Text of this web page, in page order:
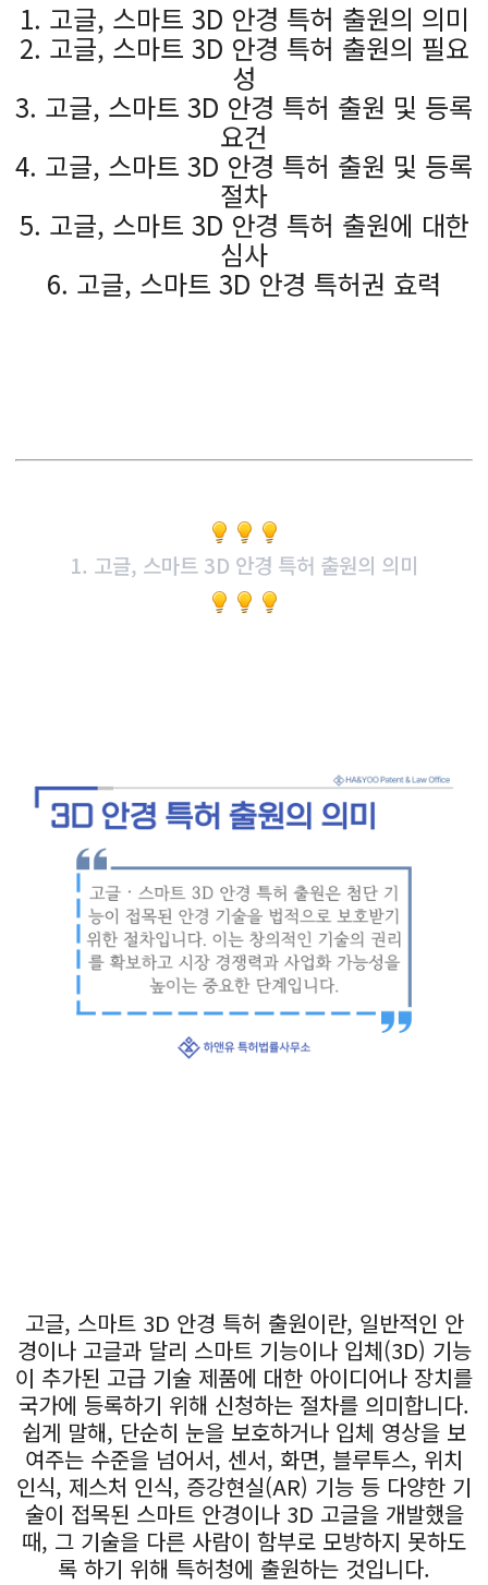
1. 고글, 스마트 3D 안경 특허 출원의 의미
2. 고글, 스마트 3D 안경 특허 출원의 필요
성
3. 고글, 스마트 3D 안경 특허 출원 및 등록
요건
4. 고글, 스마트 3D 안경 특허 출원 및 등록
절차
5. 고글, 스마트 3D 안경 특허 출원에 대한
심사
6. 고글, 스마트 3D 안경 특허권 효력
1. 고글, 스마트 3D 안경 특허 출원의 의미
고글, 스마트 3D 안경 특허 출원이란, 일반적인 안
경이나 고글과 달리 스마트 기능이나 입체(3D) 기능
이 추가된 고급 기술 제품에 대한 아이디어나 장치를
국가에 등록하기 위해 신청하는 절차를 의미합니다.
쉽게 말해, 단순히 눈을 보호하거나 입체 영상을 보
여주는 수준을 넘어서, 센서, 화면, 블루투스, 위치
인식, 제스처 인식, 증강현실(AR) 기능 등 다양한 기
술이 접목된 스마트 안경이나 3D 고글을 개발했을
때, 그 기술을 다른 사람이 함부로 모방하지 못하도
록 하기 위해 특허청에 출원하는 것입니다.